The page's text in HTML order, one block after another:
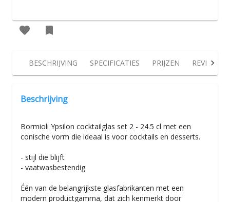
BESCHRIJVING SPECIFICATIES PRIJZEN REVIEWS
Beschrijving
Bormioli Ypsilon cocktailglas set 2 - 24.5 cl met een
conische vorm die ideaal is voor cocktails en desserts.
- stijl die blijft
- vaatwasbestendig
Één van de belangrijkste glasfabrikanten met een
modern productgamma, dat zich kenmerkt door